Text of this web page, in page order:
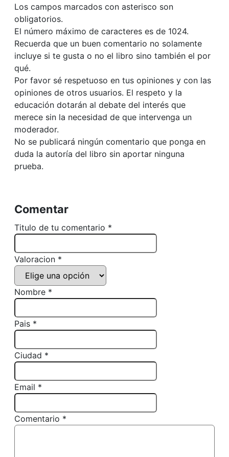
Los campos marcados con asterisco son
obligatorios.
El número máximo de caracteres es de 1024.
Recuerda que un buen comentario no solamente
incluye si te gusta o no el libro sino también el por
qué.
Por favor sé respetuoso en tus opiniones y con las
opiniones de otros usuarios. El respeto y la
educación dotarán al debate del interés que
merece sin la necesidad de que intervenga un
moderador.
No se publicará ningún comentario que ponga en
duda la autoría del libro sin aportar ninguna
prueba.
Comentar
Titulo de tu comentario *
Valoracion *
Nombre *
Pais *
Ciudad *
Email *
Comentario *